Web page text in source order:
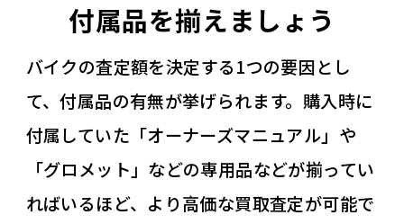
付属品を揃えましょう
バイクの査定額を決定する1つの要因とし
て、付属品の有無が挙げられます。購入時に
付属していた「オーナーズマニュアル」や
「グロメット」などの専用品などが揃ってい
ればいるほど、より高価な買取査定が可能で